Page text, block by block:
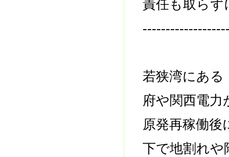
責任も取ら
若狭湾にあ
府や関西電力
原発再稼働後
下で地割れや